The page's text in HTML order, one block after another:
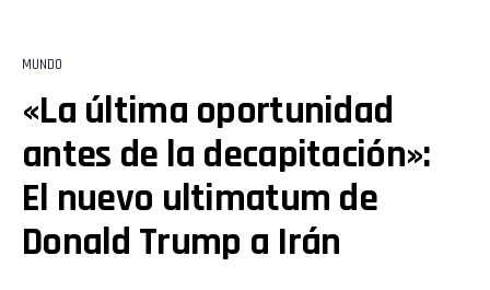
MUNDO
«La última oportunidad
antes de la decapitación»:
El nuevo ultimatum de
Donald Trump a Irán